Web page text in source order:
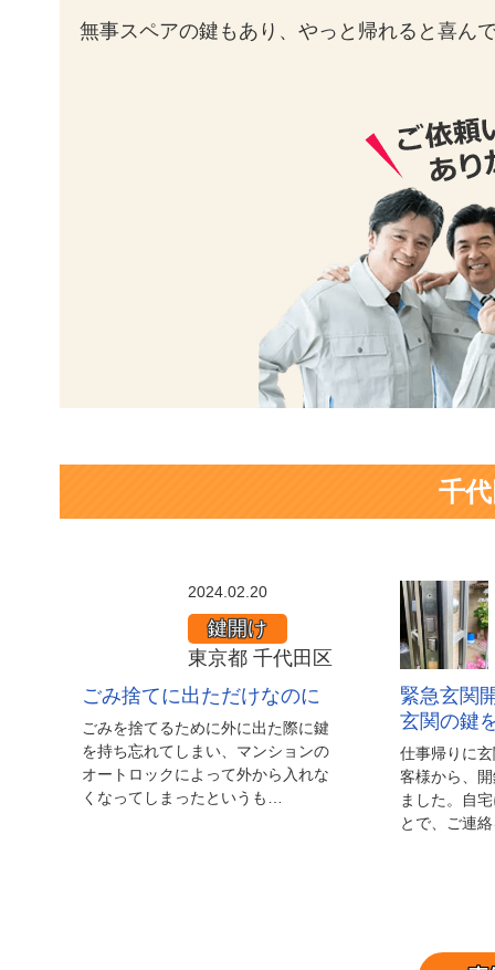
無事スペアの鍵もあり、やっと帰れると喜ん
千
出
た
だ
2024.02.20
鍵開け
東京都 千代田区
ごみ捨てに出ただけなのに
ごみを捨てるために外に出た際に鍵
を持ち忘れてしまい、マンションの
オートロックによって外から入れな
くなってしまったというも…
緊急玄関
玄関の鍵
仕事帰りに
客様から、
ました。自
とで、ご連